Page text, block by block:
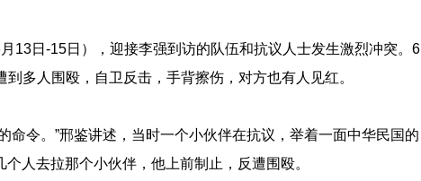
13日-15日），迎接李强到访的队伍和抗议人士发生激烈冲突。6
多人围殴，自卫反击，手背擦伤，对方也有人见红。
命令。”邢鉴讲述，当时一个小伙伴在抗议，举着一面中华民国的
人去拉那个小伙伴，他上前制止，反遭围殴。